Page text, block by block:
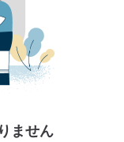
ません